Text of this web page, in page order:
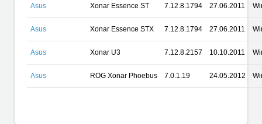
Asus Xonar Essence ST 7.12.8.1794 27.06.2011
Asus Xonar Essence STX 7.12.8.1794 27.06.2011
Asus Xonar U3 7.12.8.2157 10.10.2011
Asus ROG Xonar Phoebus 7.0.1.19 24.05.2012